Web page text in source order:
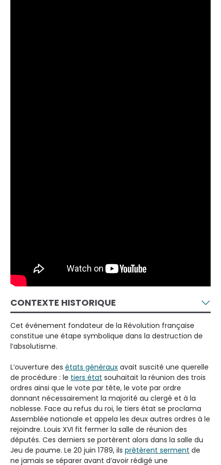
CONTEXTE HISTORIQUE
Cet événement fondateur de la Révolution française
constitue une étape symbolique dans la destruction de
l’absolutisme.
L’ouverture des états généraux avait suscité une querelle
de procédure : le tiers état souhaitait la réunion des trois
ordres ainsi que le vote par tête, le vote par ordre
donnant nécessairement la majorité au clergé et à la
noblesse. Face au refus du roi, le tiers état se proclama
Assemblée nationale et appela les deux autres ordres à le
rejoindre. Louis XVI fit fermer la salle de réunion des
députés. Ces derniers se portèrent alors dans la salle du
Jeu de paume. Le 20 juin 1789, ils prêtèrent serment de
ne jamais se séparer avant d’avoir rédigé une